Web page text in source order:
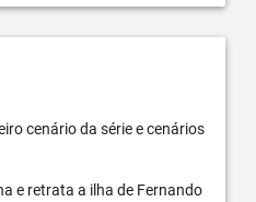
cenário da série e cenários
e retrata a ilha de Fernando